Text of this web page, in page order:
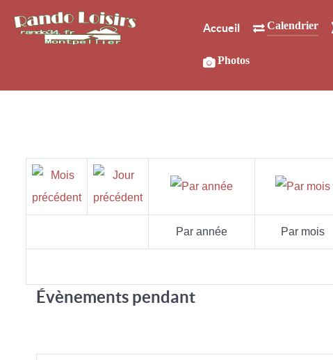
Accueil Calendrier
Photos
Par année Par mois
Évènements pendant